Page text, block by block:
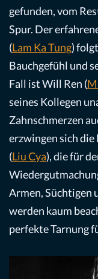
gefunden, vom
Spur. Der
(Lam Ka Tung)
Bauchgefühl und
Fall ist Will Ren (
seines Kollegen
Zahnschmerzen
erzwingen sich
(Liu Cya), die für
Armen, Süchtigen
werden kaum
perfekte Tarnung